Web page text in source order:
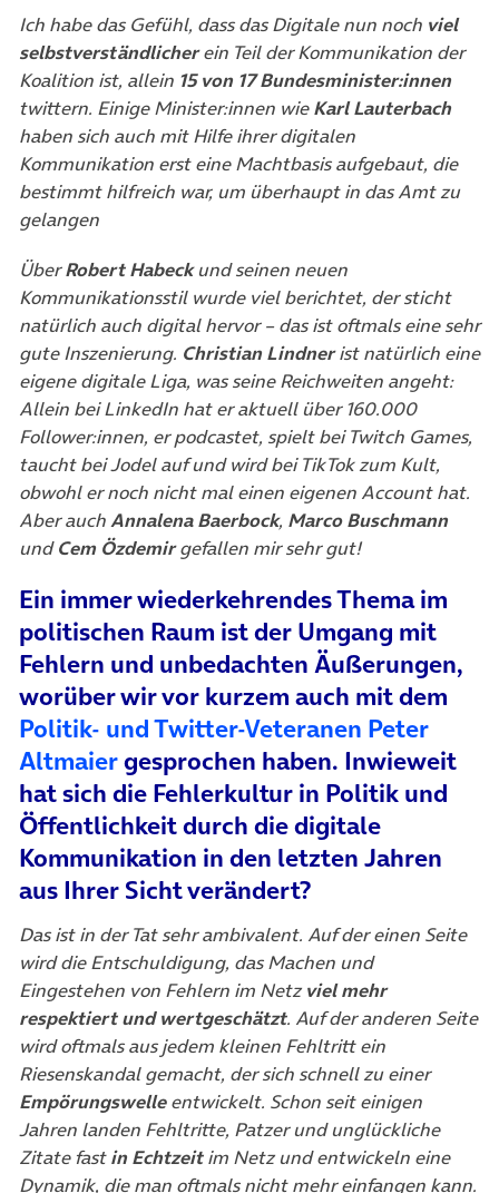
Ich habe das Gefühl, dass das Digitale nun noch viel
selbstverständlicherein Teil der Kommunikation der
Koalition ist, allein 15 von 17 Bundesminister:innen
twittern. Einige Minister:innen wieKarl Lauterbach
haben sich auch mit Hilfe ihrer digitalen
Kommunikation erst eine Machtbasis aufgebaut, die
bestimmt hilfreich war, um überhaupt in das Amt zu
gelangen
ÜberRobert Habeckund seinen neuen
Kommunikationsstil wurde viel berichtet, der sticht
natürlich auch digital hervor – das ist oftmals eine sehr
gute Inszenierung. Christian Lindnerist natürlich eine
eigene digitale Liga, was seine Reichweiten angeht:
Allein bei LinkedIn hat er aktuell über 160.000
Follower:innen, er podcastet, spielt bei Twitch Games,
taucht bei Jodel auf und wird bei TikTok zum Kult,
obwohl er noch nicht mal einen eigenen Account hat.
Aber auchAnnalena Baerbock, Marco Buschmann
undCem Özdemirgefallen mir sehr gut!
Ein immer wiederkehrendes Thema im
politischen Raum ist der Umgang mit
Fehlern und unbedachten Äußerungen,
worüber wir vor kurzem auch mit dem
Politik- und Twitter-Veteranen Peter
Altmaier(öffnet in neuem Tab)
gesprochen haben. Inwieweit
hat sich die Fehlerkultur in Politik und
Öffentlichkeit durch die digitale
Kommunikation in den letzten Jahren
aus Ihrer Sicht verändert?
Das ist in der Tat sehr ambivalent. Auf der einen Seite
wird die Entschuldigung, das Machen und
Eingestehen von Fehlern im Netzviel mehr
respektiert und wertgeschätzt. Auf der anderen Seite
wird oftmals aus jedem kleinen Fehltritt ein
Riesenskandal gemacht, der sich schnell zu einer
Empörungswelleentwickelt. Schon seit einigen
Jahren landen Fehltritte, Patzer und unglückliche
Zitate fastin Echtzeitim Netz und entwickeln eine
Dynamik, die man oftmals nicht mehr einfangen kann.